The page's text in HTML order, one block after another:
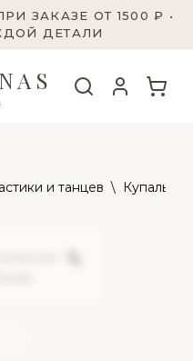
ЗАКАЗЕ ОТ 1500 ₽ •
ДЕТАЛИ
и танцев \